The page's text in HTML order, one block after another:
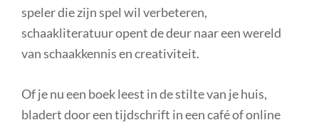
speler die zijn spel wil verbeteren,
schaakliteratuur opent de deur naar een wereld
van schaakkennis en creativiteit.
Of je nu een boek leest in de stilte van je huis,
bladert door een tijdschrift in een café of online